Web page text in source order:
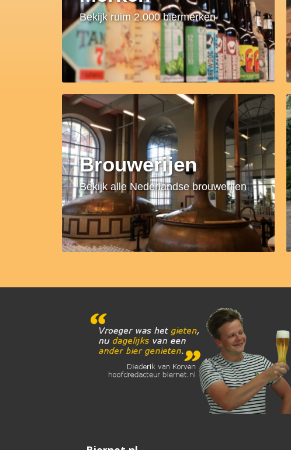
Bekijk ruim 2.000 biermerken
Brouwerijen
Bekijk alle Nederlandse brouwerijen